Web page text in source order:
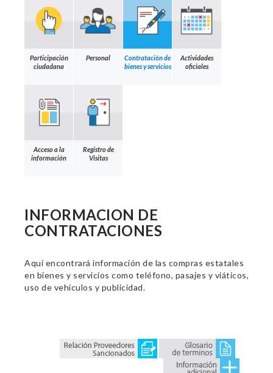
Participación
ciudadana
Personal
Contratación de
bienes y servicios
Actividades
oficiales
Acceso a la
información
Registro de
Visitas
INFORMACION DE
CONTRATACIONES
Aquí encontrará información de las compras estatales
en bienes y servicios como teléfono, pasajes y viáticos,
uso de vehículos y publicidad.